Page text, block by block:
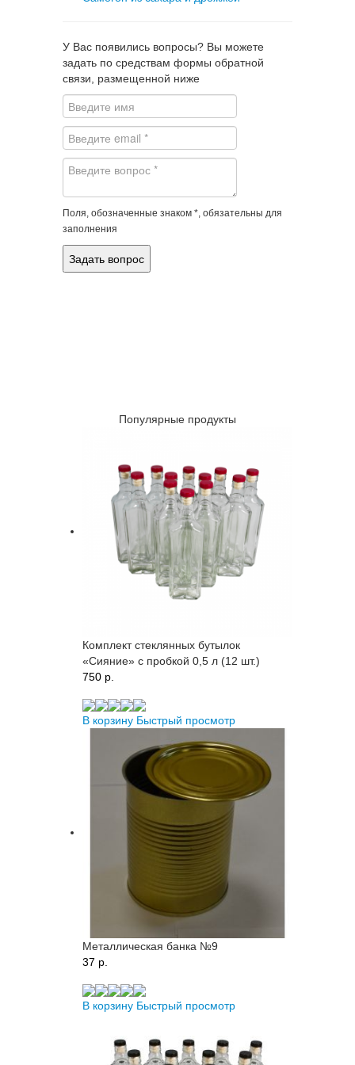
У Вас появились вопросы? Вы можете
задать по средствам формы обратной
связи, размещенной ниже
Поля, обозначенные знаком *, обязательны для
заполнения
Популярные продукты
Комплект стеклянных бутылок
«Сияние» с пробкой 0,5 л (12 шт.)
750 p.
В корзину Быстрый просмотр
Металлическая банка №9
37 p.
В корзину Быстрый просмотр